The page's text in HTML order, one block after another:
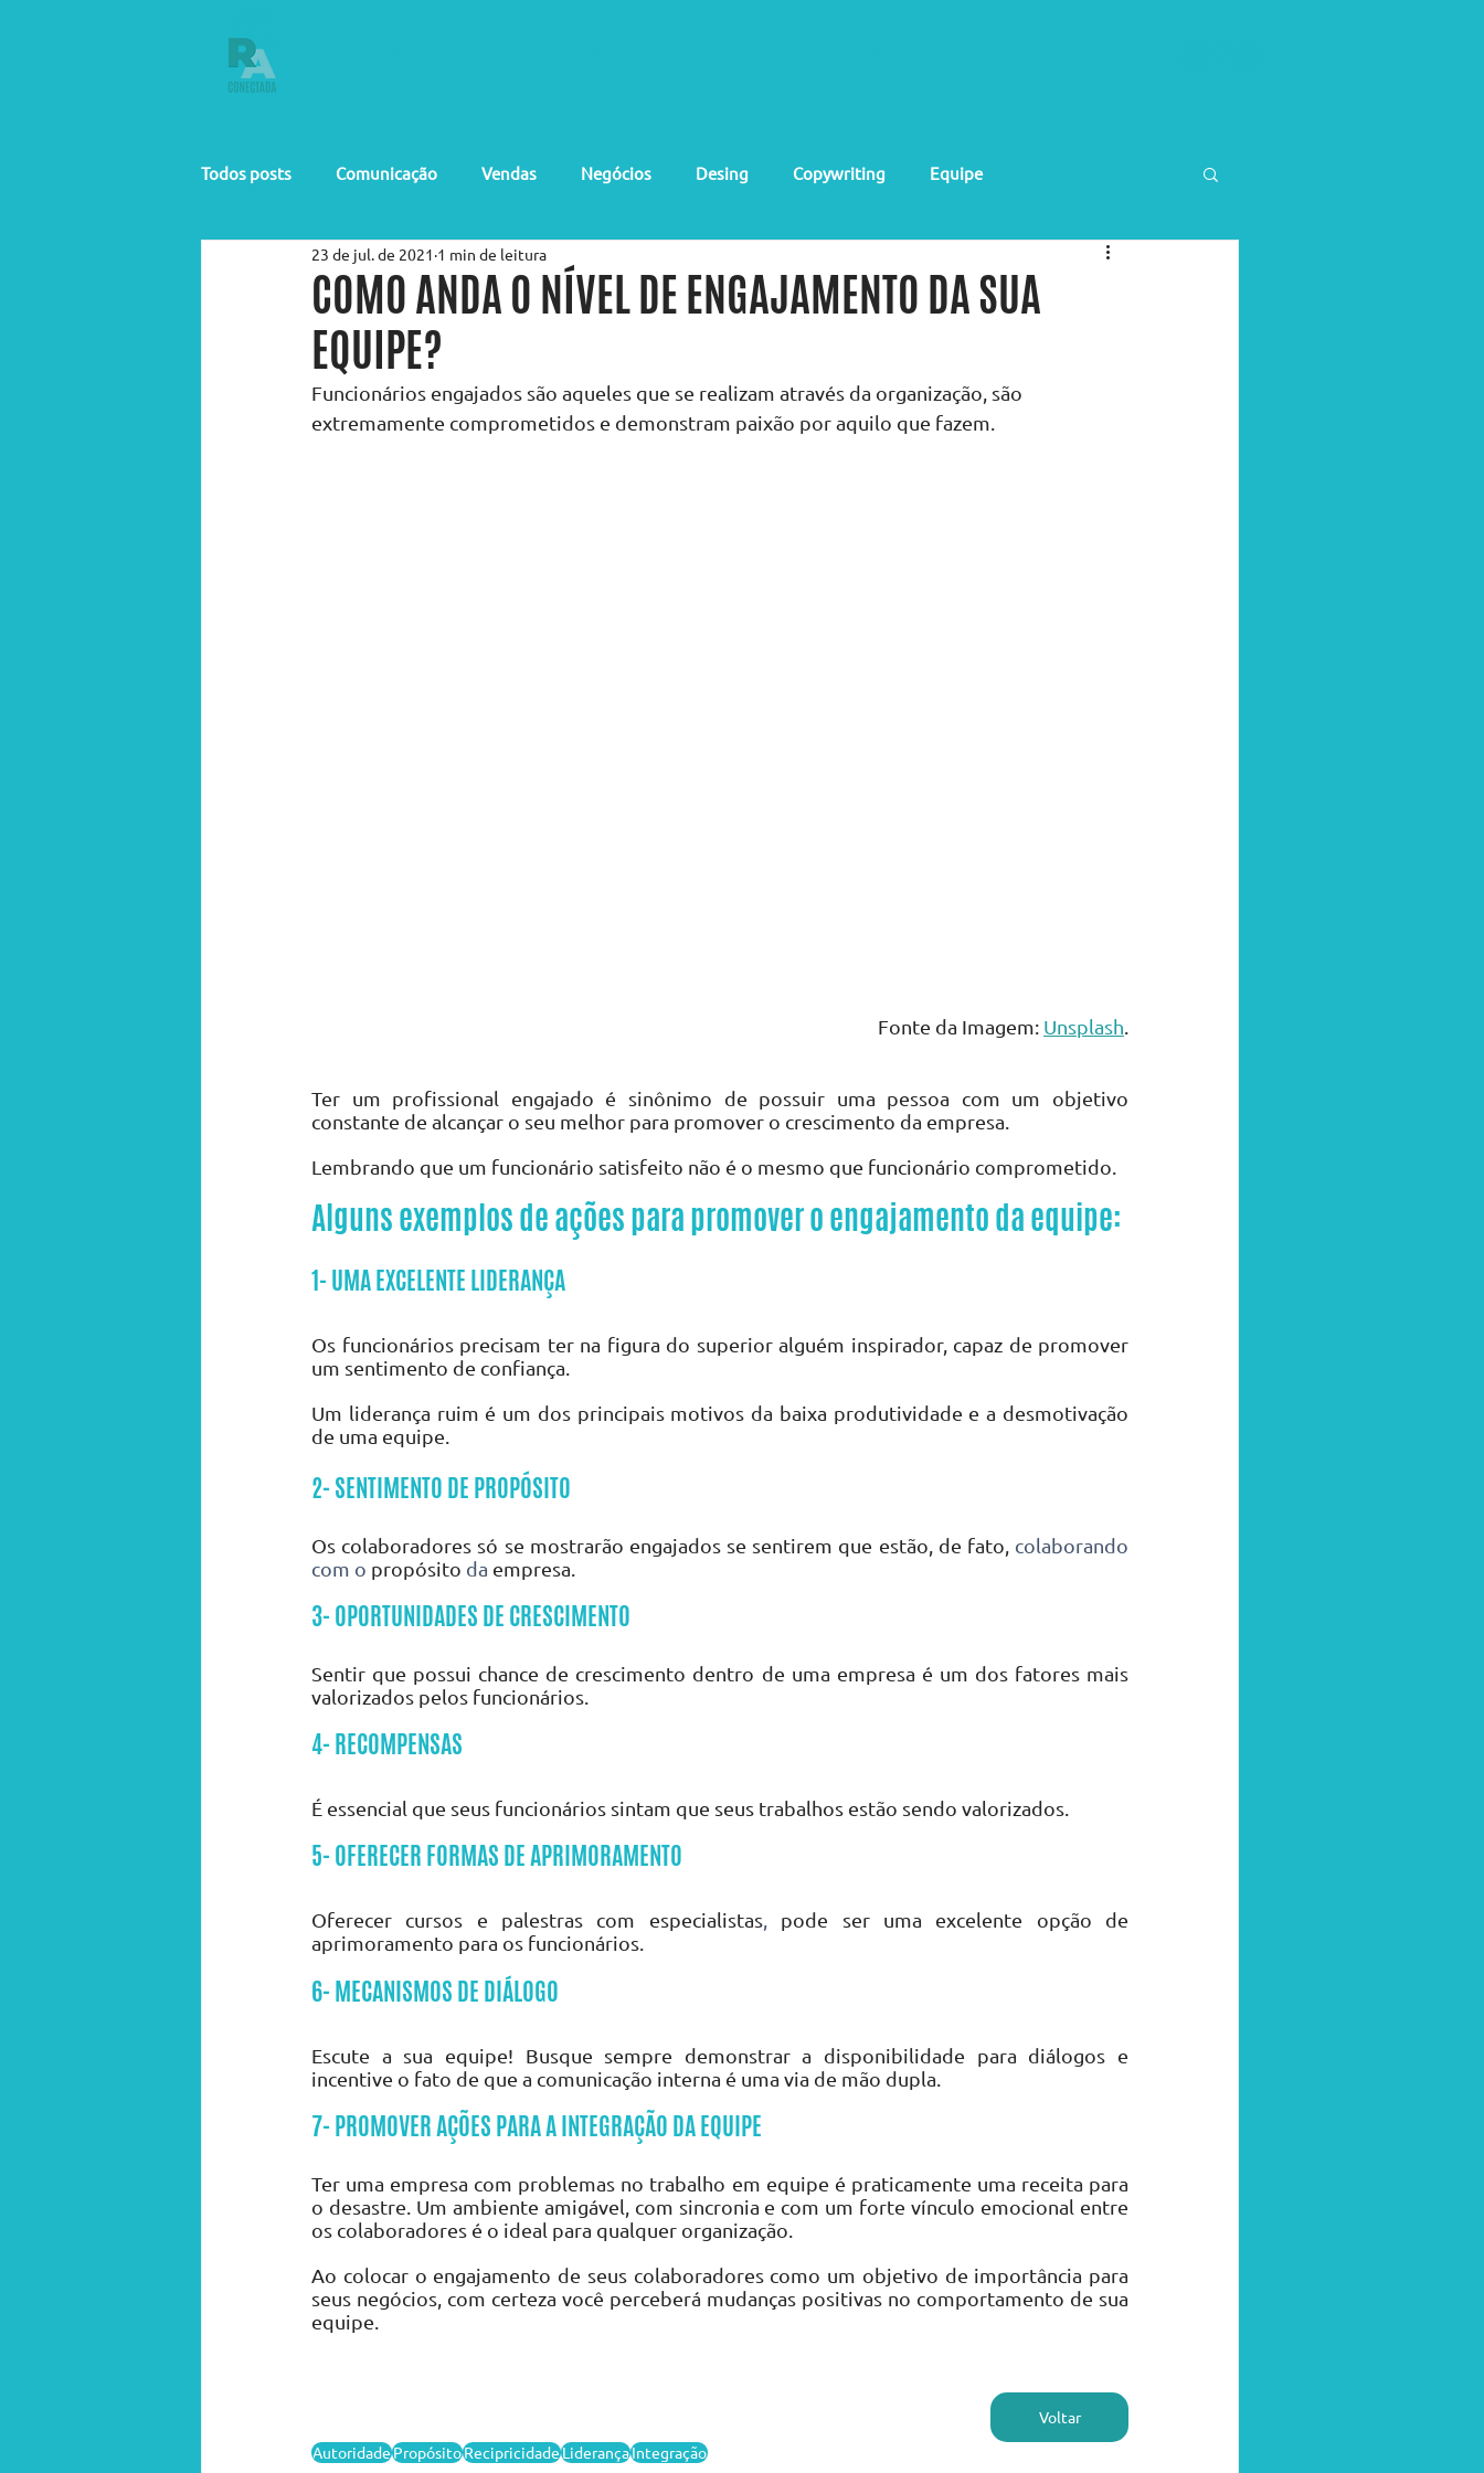
Todos posts Comunicação Vendas Negócios Desing Copywriting Equipe
COMO ANDA O NÍVEL DE ENGAJAMENTO DA SUA
EQUIPE?
23 de jul. de 2021 1 min de leitura
Funcionários engajados são aqueles que se realizam através da organização, são
extremamente comprometidos e demonstram paixão por aquilo que fazem.
Fonte da Imagem: Unsplash.
Ter um profissional engajado é sinônimo de possuir uma pessoa com um objetivo
constante de alcançar o seu melhor para promover o crescimento da empresa.
Lembrando que um funcionário satisfeito não é o mesmo que funcionário comprometido.
Alguns exemplos de ações para promover o engajamento da equipe:
1- UMA EXCELENTE LIDERANÇA
Os funcionários precisam ter na figura do superior alguém inspirador, capaz de promover
um sentimento de confiança.
Um liderança ruim é um dos principais motivos da baixa produtividade e a desmotivação
de uma equipe.
2- SENTIMENTO DE PROPÓSITO
Os colaboradores só se mostrarão engajados se sentirem que estão, de fato, colaborando
com o propósito da empresa.
3- OPORTUNIDADES DE CRESCIMENTO
Sentir que possui chance de crescimento dentro de uma empresa é um dos fatores mais
valorizados pelos funcionários.
4- RECOMPENSAS
É essencial que seus funcionários sintam que seus trabalhos estão sendo valorizados.
5- OFERECER FORMAS DE APRIMORAMENTO
Oferecer cursos e palestras com especialistas, pode ser uma excelente opção de
aprimoramento para os funcionários.
6- MECANISMOS DE DIÁLOGO
Escute a sua equipe! Busque sempre demonstrar a disponibilidade para diálogos e
incentive o fato de que a comunicação interna é uma via de mão dupla.
7- PROMOVER AÇÕES PARA A INTEGRAÇÃO DA EQUIPE
Ter uma empresa com problemas no trabalho em equipe é praticamente uma receita para
o desastre. Um ambiente amigável, com sincronia e com um forte vínculo emocional entre
os colaboradores é o ideal para qualquer organização.
Ao colocar o engajamento de seus colaboradores como um objetivo de importância para
seus negócios, com certeza você perceberá mudanças positivas no comportamento de sua
equipe.
Voltar
AutoridadePropósitoRecipricidadeLiderançaIntegração